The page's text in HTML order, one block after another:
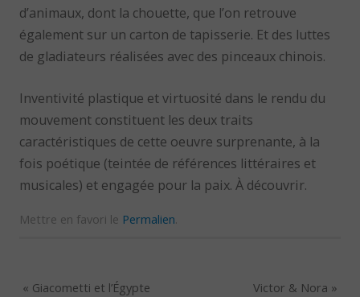
d’animaux, dont la chouette, que l’on retrouve
également sur un carton de tapisserie. Et des luttes
de gladiateurs réalisées avec des pinceaux chinois.
Inventivité plastique et virtuosité dans le rendu du
mouvement constituent les deux traits
caractéristiques de cette oeuvre surprenante, à la
fois poétique (teintée de références littéraires et
musicales) et engagée pour la paix. À découvrir.
Mettre en favori le Permalien
« Giacometti et l’Égypte
Victor & Nora »